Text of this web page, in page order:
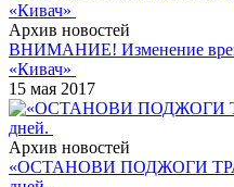
Архив новостей
ВНИМАНИЕ! Изменение
«Кивач»
15 мая 2017
Архив новостей
«ОСТАНОВИ ПОДЖОГИ